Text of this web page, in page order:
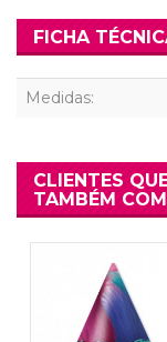
FICHA
Medidas:
CLIENTES
TAMBÉM